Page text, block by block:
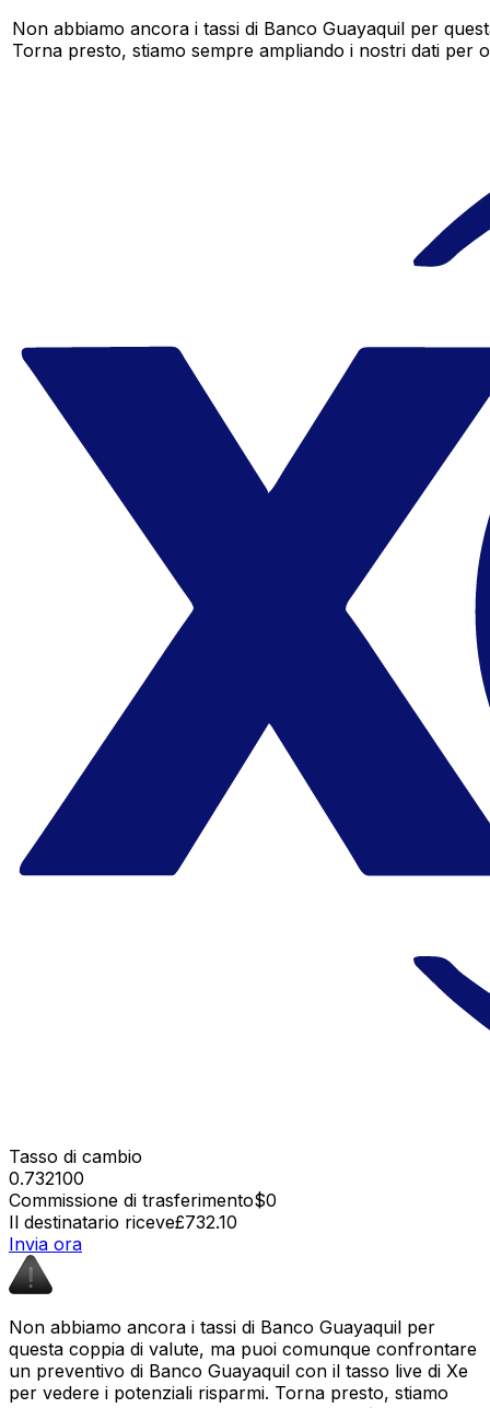
Non abbiamo ancora i tassi di Banco Guayaquil per
Torna presto, stiamo sempre ampliando i nostri dati per
Tasso di cambio
0.732100
Commissione di trasferimento$0
Il destinatario riceve£732.10
Invia ora
Non abbiamo ancora i tassi di Banco Guayaquil per
questa coppia di valute, ma puoi comunque confrontare
un preventivo di Banco Guayaquil con il tasso live di Xe
per vedere i potenziali risparmi. Torna presto, stiamo